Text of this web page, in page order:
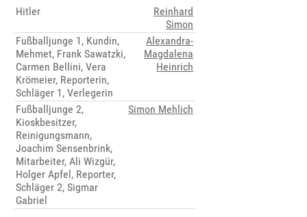
Hitler
Reinhard
Simon
Fußballjunge 1, Kundin,
Mehmet, Frank Sawatzki,
Carmen Bellini, Vera
Krömeier, Reporterin,
Schläger 1, Verlegerin
Alexandra-
Magdalena
Heinrich
Fußballjunge 2,
Kioskbesitzer,
Reinigungsmann,
Joachim Sensenbrink,
Mitarbeiter, Ali Wizgür,
Holger Apfel, Reporter,
Schläger 2, Sigmar
Gabriel
Simon Mehlich